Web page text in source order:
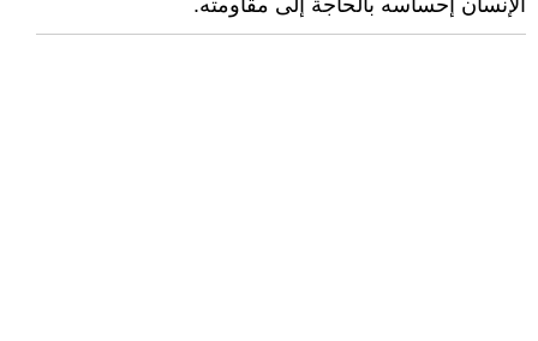
الإنسان إحساسه بالحاجة إلى مقاومته.